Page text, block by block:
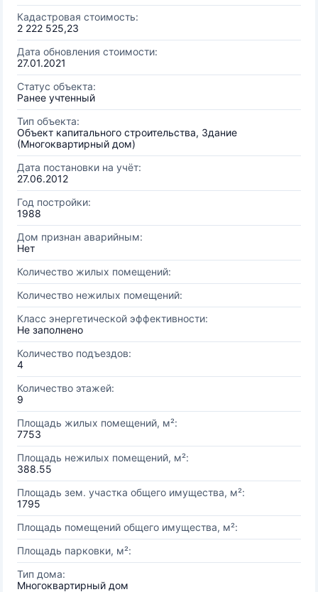
Кадастровая стоимость:
2 222 525,23
Дата обновления стоимости:
27.01.2021
Статус объекта:
Ранее учтенный
Тип объекта:
Объект капитального строительства, Здание
(Многоквартирный дом)
Дата постановки на учёт:
27.06.2012
Год постройки:
1988
Дом признан аварийным:
Нет
Количество жилых помещений:
Количество нежилых помещений:
Класс энергетической эффективности:
Не заполнено
Количество подъездов:
4
Количество этажей:
9
Площадь жилых помещений, м²:
7753
Площадь нежилых помещений, м²:
388.55
Площадь зем. участка общего имущества, м²:
1795
Площадь помещений общего имущества, м²:
Площадь парковки, м²:
Тип дома:
Многоквартирный дом